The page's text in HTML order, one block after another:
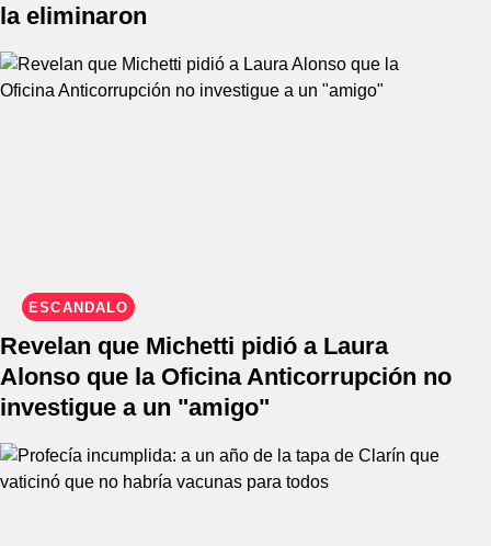
la eliminaron
ESCÁNDALO
Revelan que Michetti pidió a Laura
Alonso que la Oficina Anticorrupción no
investigue a un "amigo"